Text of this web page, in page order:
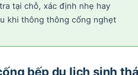
tại chỗ, xác định nhẹ hay
khi thông thông cống nghẹt
bếp du lịch sinh